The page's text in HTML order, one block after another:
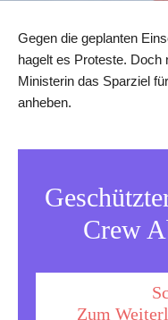
Gegen die geplanten
hagelt es Proteste. Doch
Ministerin das Sparziel
anheben.
Crew
Zum